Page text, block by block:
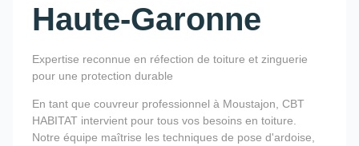
Haute-Garonne
Expertise reconnue en réfection de toiture et zinguerie
pour une protection durable
En tant que couvreur professionnel à Moustajon, CBT
HABITAT intervient pour tous vos besoins en toiture.
Notre équipe maîtrise les techniques de pose d'ardoise,